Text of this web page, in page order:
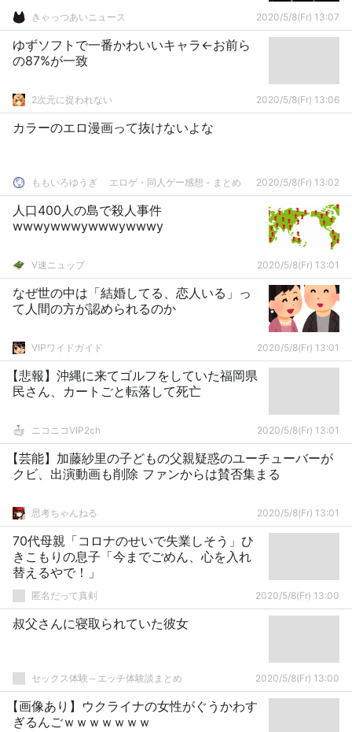
きゃっつあいニュース 2020/5/8(Fr) 13:07
ゆずソフトで一番かわいいキャラ←お前ら
の87%が一致
2次元に捉われない 2020/5/8(Fr) 13:06
カラーのエロ漫画って抜けないよな
ももいろゆうぎ エロゲ・同人ゲー感想 - まとめ 2020/5/8(Fr) 13:02
人口400人の島で殺人事件
wwwywwwywwwywwwy
V速ニュップ 2020/5/8(Fr) 13:01
なぜ世の中は「結婚してる、恋人いる」っ
て人間の方が認められるのか
VIPワイドガイド 2020/5/8(Fr) 13:01
【悲報】沖縄に来てゴルフをしていた福岡県
民さん、カートごと転落して死亡
ニコニコVIP2ch 2020/5/8(Fr) 13:01
【芸能】加藤紗里の子どもの父親疑惑のユーチューバーが
クビ、出演動画も削除 ファンからは賛否集まる
思考ちゃんねる 2020/5/8(Fr) 13:01
70代母親「コロナのせいで失業しそう」ひ
きこもりの息子「今までごめん、心を入れ
替えるやで！」
匿名だって真剣 2020/5/8(Fr) 13:00
叔父さんに寝取られていた彼女
セックス体験～エッチ体験談まとめ 2020/5/8(Fr) 13:00
【画像あり】ウクライナの女性がぐうかわす
ぎるんごｗｗｗｗｗｗｗ